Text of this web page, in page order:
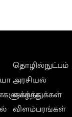
தொழில்நுட்பம்
அரசியல்
வாழ்த்துக்கள்
விளம்பரங்கள்